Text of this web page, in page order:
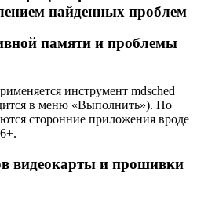
найденных проблем
памяти и проблемы
инструмент mdsched
в меню «Выполнить»). Но
сторонние приложения вроде
видеокарты и прошивки